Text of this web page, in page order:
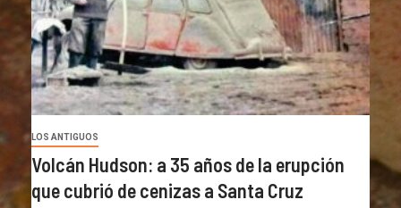
LOS ANTIGUOS
Volcán Hudson: a 35 años de la erupción
que cubrió de cenizas a Santa Cruz